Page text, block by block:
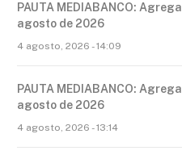
PAUTA MEDIABANCO:
agosto de 2026
4 agosto, 2026 - 14:09
PAUTA MEDIABANCO:
agosto de 2026
4 agosto, 2026 - 13:14